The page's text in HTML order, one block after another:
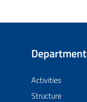
Civile
Department
Activities
Structure